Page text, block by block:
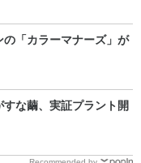
「カラーマナーズ」が
な繭、実証プラント開